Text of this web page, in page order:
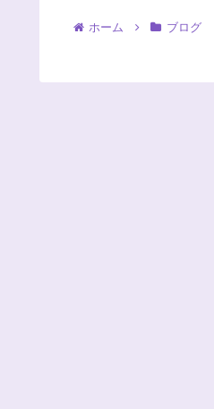
ホーム ブログ